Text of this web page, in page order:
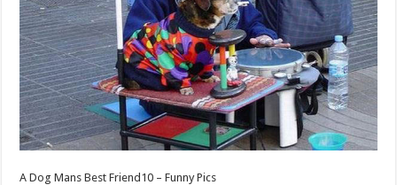
A Dog Mans Best Friend10 – Funny Pics